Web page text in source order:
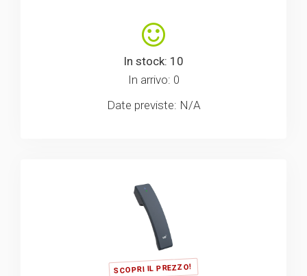
In stock: 10
In arrivo: 0
Date previste: N/A
SCOPRI IL PREZZO!